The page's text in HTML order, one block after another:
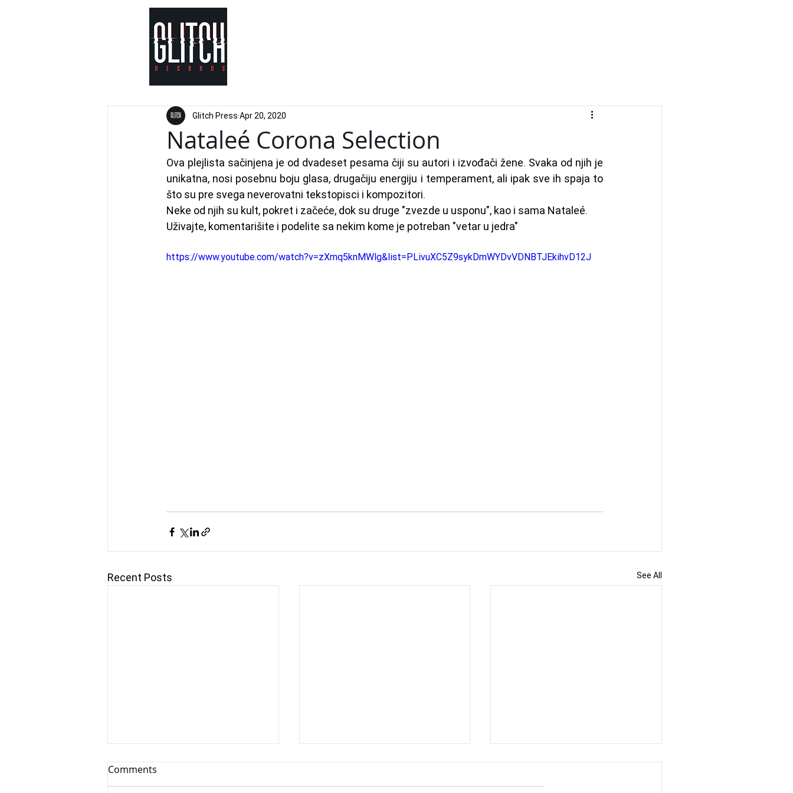
Nataleé Corona Selection
Glitch Press Apr 20, 2020
Ova plejlista sačinjena je od dvadeset pesama čiji su autori i izvođači žene. Svaka od njih je
unikatna, nosi posebnu boju glasa, drugačiju energiju i temperament, ali ipak sve ih spaja to
što su pre svega neverovatni tekstopisci i kompozitori.
Neke od njih su kult, pokret i začeće, dok su druge "zvezde u usponu", kao i sama Nataleé.
Uživajte, komentarišite i podelite sa nekim kome je potreban "vetar u jedra"
https://www.youtube.com/watch?v=zXmq5knMWlg&list=PLivuXC5Z9sykDmWYDvVDNBTJEkihvD12J
Recent Posts See All
Comments